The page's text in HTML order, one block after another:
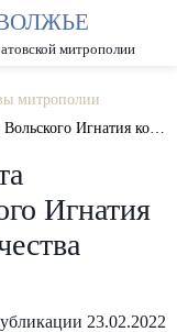
А А
митрополии
митрополии
ко Дню защитника Отечества
Игнатия
23.02.2022